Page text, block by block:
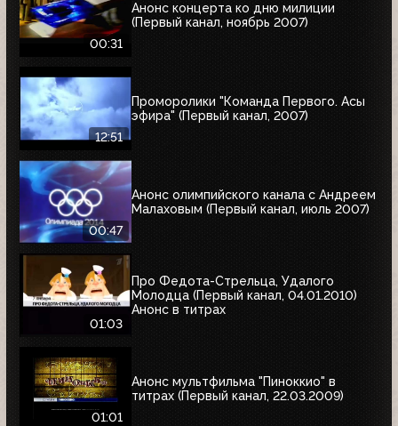
00:31
Анонс концерта ко дню милиции
(Первый канал, ноябрь 2007)
12:51
Проморолики "Команда Первого. Асы
эфира" (Первый канал, 2007)
00:47
Анонс олимпийского канала с Андреем
Малаховым (Первый канал, июль 2007)
01:03
Про Федота-Стрельца, Удалого
Молодца (Первый канал, 04.01.2010)
Анонс в титрах
01:01
Анонс мультфильма "Пиноккио" в
титрах (Первый канал, 22.03.2009)